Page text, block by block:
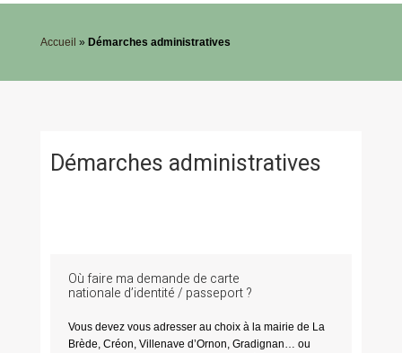
Accueil » Démarches administratives
Démarches administratives
Où faire ma demande de carte
nationale d’identité / passeport ?
Vous devez vous adresser au choix à la mairie de La
Brède, Créon, Villenave d’Ornon, Gradignan… ou